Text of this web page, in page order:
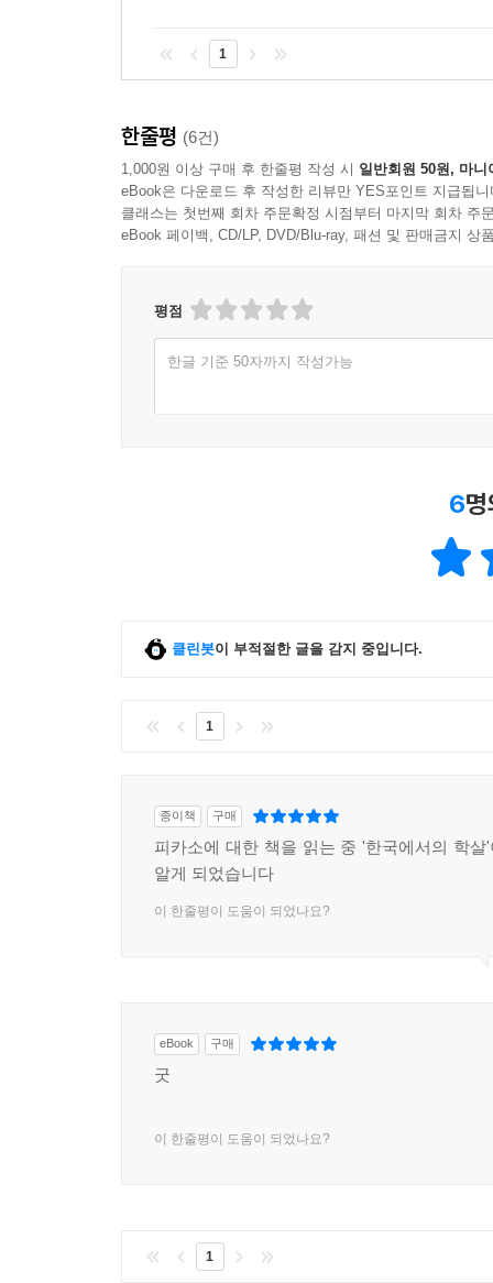
1
한줄평 (6건)
1,000원 이상 구매 후 한줄평 작성 시 일반회원 50원, 마니
eBook은 다운로드 후 작성한 리뷰만 YES포인트 지급됩니
클래스는 첫번째 회차 주문확정 시점부터 마지막 회차 주
eBook 페이백, CD/LP, DVD/Blu-ray, 패션 및 판매금지 상
평점
한글 기준 50자까지 작성가능
6
클린봇이 부적절한 글을 감지 중입니다.
1
종이책 구매
피카소에 대한 책을 읽는 중 '한국에서의 학살
알게 되었습니다
이 한줄평이 도움이 되었나요?
eBook 구매
굿
이 한줄평이 도움이 되었나요?
1